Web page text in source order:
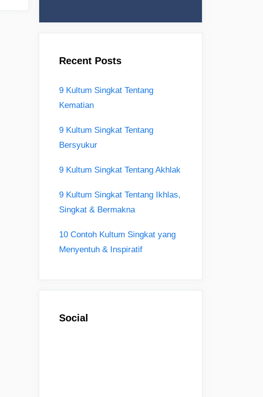
Recent Posts
9 Kultum Singkat Tentang
Kematian
9 Kultum Singkat Tentang
Bersyukur
9 Kultum Singkat Tentang Akhlak
9 Kultum Singkat Tentang Ikhlas,
Singkat & Bermakna
10 Contoh Kultum Singkat yang
Menyentuh & Inspiratif
Social